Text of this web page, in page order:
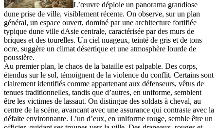
L’œuvre déploie un panorama grandiose
dune prise de ville, visiblement récente. On observe, sur un plan
général, un espace ouvert, dominé par une architecture fortifiée
typique dune ville dAsie centrale, caractérisée par des murs de
briques et des tourelles. Un ciel nuageux, teinté de gris et de tons
ocre, suggère un climat désertique et une atmosphère lourde de
poussière.
Au premier plan, le chaos de la bataille est palpable. Des corps,
étendus sur le sol, témoignent de la violence du conflit. Certains sont
clairement identifiés comme appartenant aux défenseurs, vêtus de
tenues traditionnelles, tandis que d’autres, en uniforme, semblent
être les victimes de lassaut. On distingue des soldats à cheval, au
centre de la scène, avancant avec une assurance qui contraste avec la
défaite environnante. L’un d’eux, en uniforme rouge, semble être un